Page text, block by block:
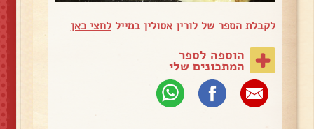
לקבלת הספר של לורין אסולין במייללחצי כאן
הוספה לספר
המתכונים שלי